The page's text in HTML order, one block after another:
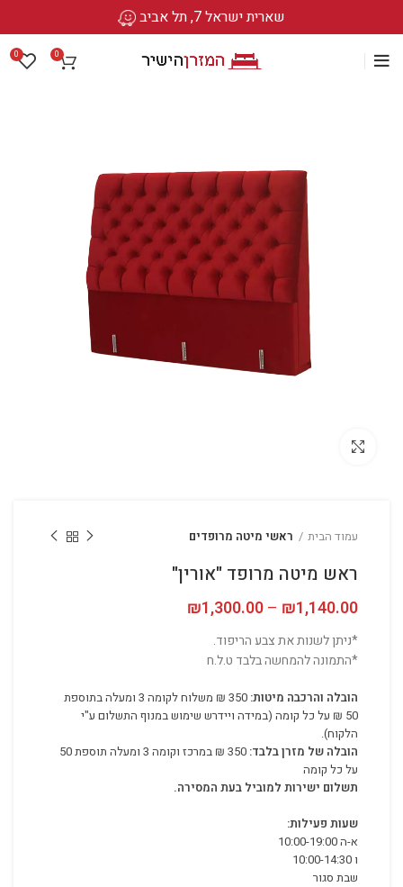
שארית ישראל 7, תל אביב
0
0
עמוד הבית ראשי מיטה מרופדים
ראש מיטה מרופד "אורין"
₪1,140.00
–
₪1,300.00
*ניתן לשנות את צבע הריפוד.
*התמונה להמחשה בלבד ט.ל.ח
הובלה והרכבה מיטות:
350 ₪ משלוח לקומה 3 ומעלה בתוספת
50 ₪ על כל קומה (במידה ויידרש שימוש במנוף התשלום ע"י
הלקוח).
הובלה של מזרן בלבד:
350 ₪ במרכז וקומה 3 ומעלה תוספת 50
על כל קומה
תשלום ישירות למוביל בעת המסירה.
שעות פעילות:
א-ה 10:00-19:00
ו 10:00-14:30
שבת סגור